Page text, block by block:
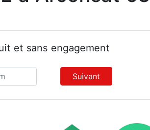
et sans engagement
Suivant